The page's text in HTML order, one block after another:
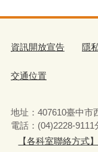
資訊開放宣告 隱
交通位置
地址：407610臺中市
電話：(04)2228-
【各科室聯絡方式】